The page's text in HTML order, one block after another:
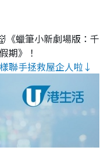
《蠟筆小新劇場版：千
期》！
聯手拯救屋企人啦↓